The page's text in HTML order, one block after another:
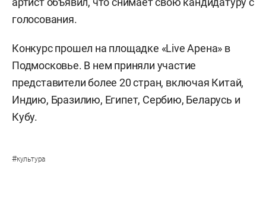
голосования.
Конкурс прошел на площадке «Live Арена» в
Подмосковье. В нем приняли участие
представители более 20 стран, включая Китай,
Индию, Бразилию, Египет, Сербию, Беларусь и
Кубу.
#культура